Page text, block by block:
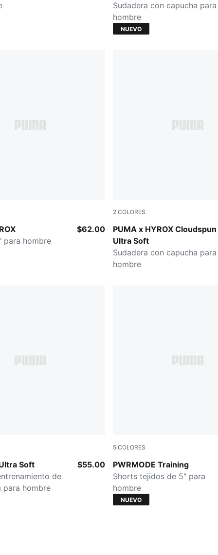
Sudadera con capucha para
hombre
NUEVO
para hombre
$62.00
2 COLORES
PUMA x HYROX Cloudspun
Ultra Soft
Light Gray Heather
Sudadera con capucha para
hombre
Soft
de
para hombre
$55.00
5 COLORES
PWRMODE Training
Créme De Mint
Shorts tejidos de 5" para
hombre
NUEVO